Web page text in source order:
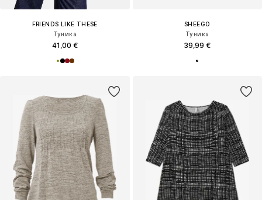
FRIENDS LIKE THESE
Туника
41,00 €
SHEEGO
Туника
39,99 €